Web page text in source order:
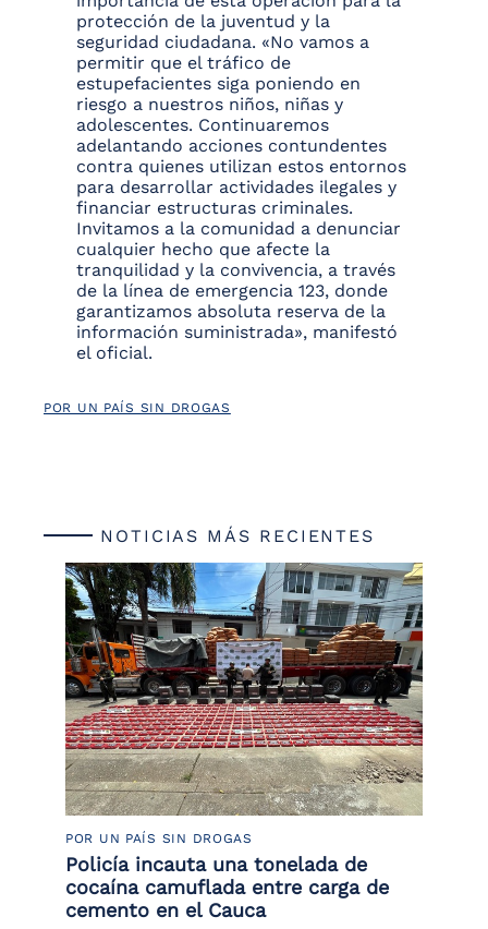
protección de la juventud y la
seguridad ciudadana. «No vamos a
permitir que el tráfico de
estupefacientes siga poniendo en
riesgo a nuestros niños, niñas y
adolescentes. Continuaremos
adelantando acciones contundentes
contra quienes utilizan estos entornos
para desarrollar actividades ilegales y
financiar estructuras criminales.
Invitamos a la comunidad a denunciar
cualquier hecho que afecte la
tranquilidad y la convivencia, a través
de la línea de emergencia 123, donde
garantizamos absoluta reserva de la
información suministrada», manifestó
el oficial.
POR UN PAÍS SIN DROGAS
NOTICIAS MÁS RECIENTES
POR UN PAÍS SIN DROGAS
Policía incauta una tonelada de
cocaína camuflada entre carga de
cemento en el Cauca